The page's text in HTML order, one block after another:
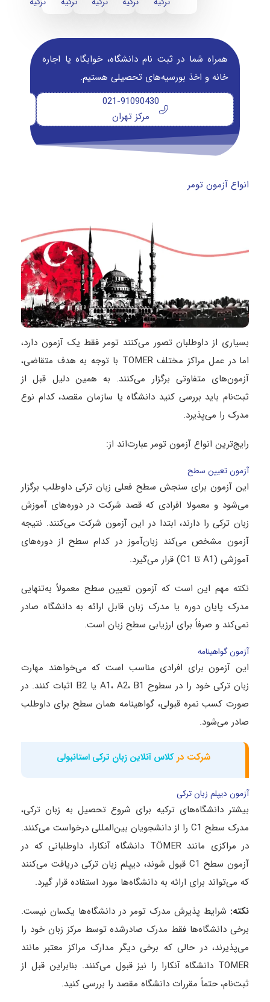
همراه شما در ثبت نام دانشگاه‌، خوابگاه یا اجاره
خانه و اخذ بورسیه‌های تحصیلی هستیم.
021-91090430
مرکز تهران
انواع آزمون تومر
بسیاری از داوطلبان تصور می‌کنند تومر فقط یک آزمون دارد،
اما در عمل مراکز مختلف TOMER با توجه به هدف متقاضی،
آزمون‌های متفاوتی برگزار می‌کنند. به همین دلیل قبل از
ثبت‌نام باید بررسی کنید دانشگاه یا سازمان مقصد، کدام نوع
مدرک را می‌پذیرد.
رایج‌ترین انواع آزمون تومر عبارت‌اند از:
آزمون تعیین سطح
این آزمون برای سنجش سطح فعلی زبان ترکی داوطلب برگزار
می‌شود و معمولا افرادی که قصد شرکت در دوره‌های آموزش
زبان ترکی را دارند، ابتدا در این آزمون شرکت می‌کنند. نتیجه
آزمون مشخص می‌کند زبان‌آموز در کدام سطح از دوره‌های
آموزشی (A1 تا C1) قرار می‌گیرد.
نکته مهم این است که آزمون تعیین سطح معمولاً به‌تنهایی
مدرک پایان دوره یا مدرک زبان قابل ارائه به دانشگاه صادر
نمی‌کند و صرفاً برای ارزیابی سطح زبان است.
آزمون گواهینامه
این آزمون برای افرادی مناسب است که می‌خواهند مهارت
زبان ترکی خود را در سطوح A1، A2، B1 یا B2 اثبات کنند. در
صورت کسب نمره قبولی، گواهینامه همان سطح برای داوطلب
صادر می‌شود.
شرکت درکلاس آنلاین زبان ترکی استانبولی
آزمون دیپلم زبان ترکی
بیشتر دانشگاه‌های ترکیه برای شروع تحصیل به زبان ترکی،
مدرک سطح C1 را از دانشجویان بین‌المللی درخواست می‌کنند.
در مراکزی مانند TÖMER دانشگاه آنکارا، داوطلبانی که در
آزمون سطح C1 قبول شوند، دیپلم زبان ترکی دریافت می‌کنند
که می‌تواند برای ارائه به دانشگاه‌ها مورد استفاده قرار گیرد.
نکته: شرایط پذیرش مدرک تومر در دانشگاه‌ها یکسان نیست.
برخی دانشگاه‌ها فقط مدرک صادرشده توسط مرکز زبان خود را
می‌پذیرند، در حالی که برخی دیگر مدارک مراکز معتبر مانند
TOMER دانشگاه آنکارا را نیز قبول می‌کنند. بنابراین قبل از
ثبت‌نام، حتماً مقررات دانشگاه مقصد را بررسی کنید.